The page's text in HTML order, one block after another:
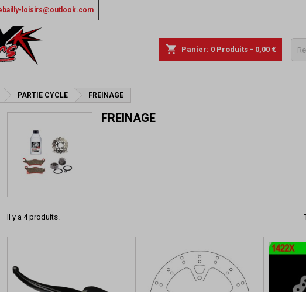
loisirs@outlook.com
shopping_cart Panier: 0 Produits - 0,00 €
PARTIE CYCLE FREINAGE
FREINAGE
Il y a 4 produits.